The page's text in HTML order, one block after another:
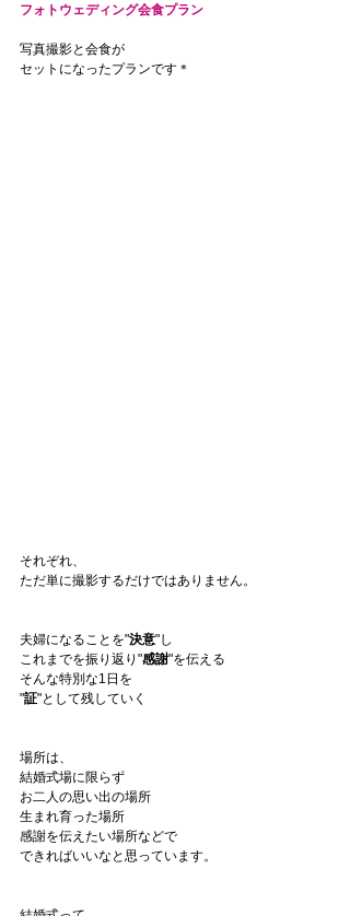
フォトウェディング会食プラン
写真撮影と会食が
セットになったプランです＊
それぞれ、
ただ単に撮影するだけではありません。
夫婦になることを"決意"し
これまでを振り返り"感謝"を伝える
そんな特別な1日を
"証"として残していく
場所は、
結婚式場に限らず
お二人の思い出の場所
生まれ育った場所
感謝を伝えたい場所などで
できればいいなと思っています。